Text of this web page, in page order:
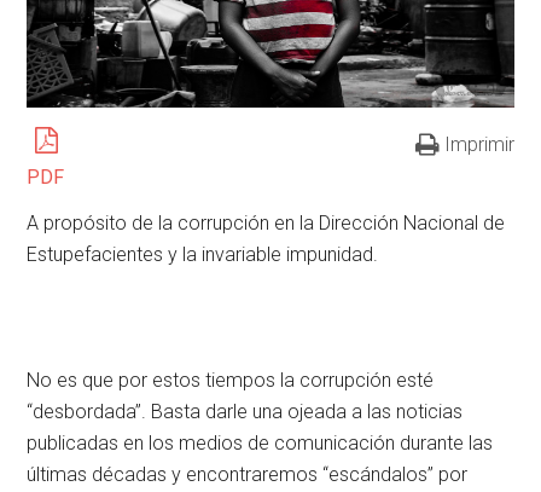
PDF
Imprimir
A propósito de la corrupción en la Dirección Nacional de
Estupefacientes y la invariable impunidad.
No es que por estos tiempos la corrupción esté
“desbordada”. Basta darle una ojeada a las noticias
publicadas en los medios de comunicación durante las
últimas décadas y encontraremos “escándalos” por